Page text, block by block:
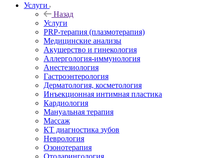
Услуги
Назад
Услуги
PRP-терапия (плазмотерапия)
Медицинские анализы
Акушерство и гинекология
Аллергология-иммунология
Анестезиология
Гастроэнтерология
Дерматология, косметология
Инъекционная интимная пластика
Кардиология
Мануальная терапия
Массаж
КТ диагностика зубов
Неврология
Озонотерапия
Отоларингология